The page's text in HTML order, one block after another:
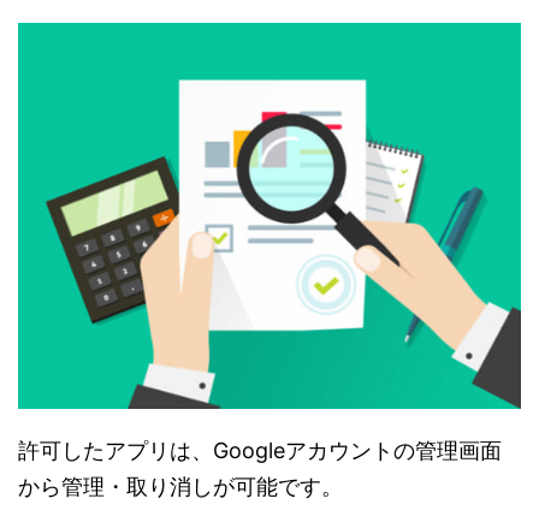
許可したアプリは、Googleアカウントの管理画面
から管理・取り消しが可能です。